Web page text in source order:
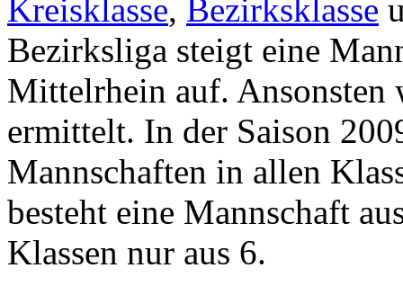
Kreisklasse, Bezirksklasse
Bezirksliga steigt eine
Mittelrhein auf. Ansonsten
ermittelt. In der Saison
Mannschaften in allen
besteht eine Mannschaft
Klassen nur aus 6.